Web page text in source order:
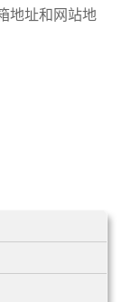
地址和网站地